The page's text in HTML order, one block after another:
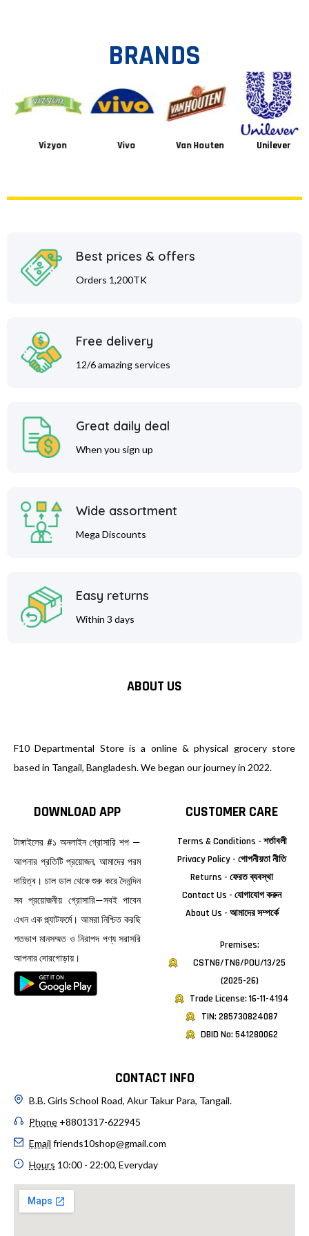
BRANDS
Vizyon Vivo Van Houten Unilever
Best prices & offers
Orders 1,200TK
Free delivery
12/6 amazing services
Great daily deal
When you sign up
Wide assortment
Mega Discounts
Easy returns
Within 3 days
ABOUT US
F10 Departmental Store is a online & physical grocery store
based in Tangail, Bangladesh. We began our journey in 2022.
DOWNLOAD APP
টাঙ্গাইলের #১ অনলাইন গ্রোসারি শপ —
আপনার প্রতিটি প্রয়োজন, আমাদের পরম
দায়িত্ব। চাল ডাল থেকে শুরু করে দৈনন্দিন
সব প্রয়োজনীয় গ্রোসারি—সবই পাবেন
এখন এক প্ল্যাটফর্মে। আমরা নিশ্চিত করছি
শতভাগ মানসম্মত ও নিরাপদ পণ্য সরাসরি
আপনার দোরগোড়ায়।
CUSTOMER CARE
Terms & Conditions - শর্তাবলী
Privacy Policy - গোপনীয়তা নীতি
Returns - ফেরত ব্যবস্থা
Contact Us - যোগাযোগ করুন
About Us - আমাদের সম্পর্কে
Premises:
CSTNG/TNG/POU/13/25
(2025-26)
Trade License: 16-11-4194
TIN: 285730824087
DBID No: 541280062
CONTACT INFO
B.B. Girls School Road, Akur Takur Para, Tangail.
Phone +8801317-622945
Email friends10shop@gmail.com
Hours 10:00 - 22:00, Everyday